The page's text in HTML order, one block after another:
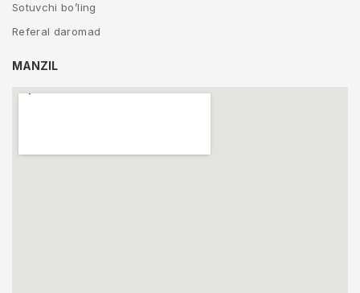
Sotuvchi bo’ling
Referal daromad
MANZIL